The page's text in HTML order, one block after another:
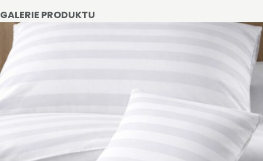
GALERIE PRODUKTU
STAŇTE SE KLIENTEM
Stát se klientem velkoobchodu Bohéme Collection
je jednoduché, stačí podnikat a mít platné IČO.
Kromě snadnějšího procesu objednávek můžete
získat slevy až do výše 25 % v závislosti na velikosti